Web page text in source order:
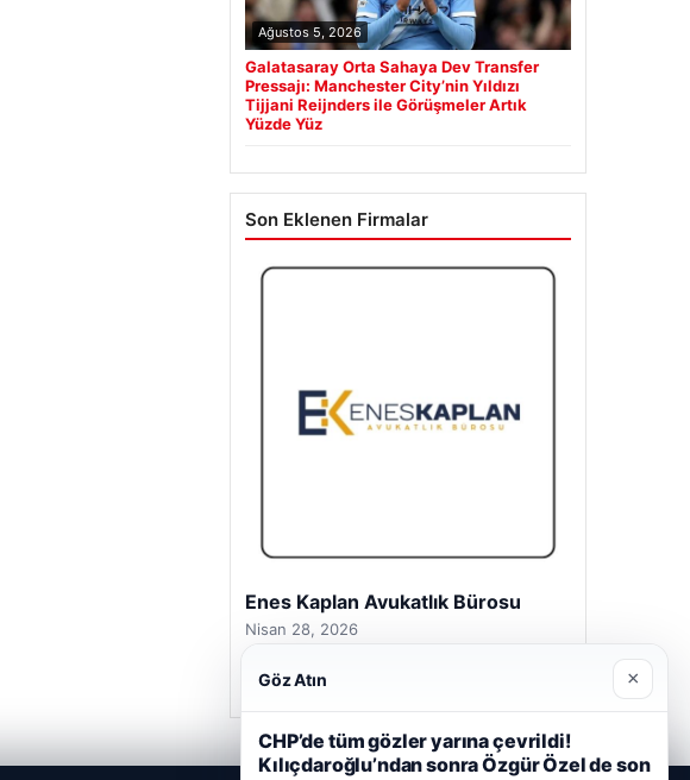
Ağustos 5, 2026
Galatasaray Orta Sahaya Dev Transfer
Pressajı: Manchester City’nin Yıldızı
Tijjani Reijnders ile Görüşmeler Artık
Yüzde Yüz
Son Eklenen Firmalar
Enes Kaplan Avukatlık Bürosu
Nisan 28, 2026
Göz Atın ×
CHP’de tüm gözler yarına çevrildi!
Kılıçdaroğlu’ndan sonra Özgür Özel de son